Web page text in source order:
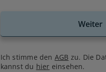
Weiter
Ich stimme den AGB zu. Die
kannst du hier einsehen.